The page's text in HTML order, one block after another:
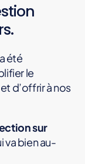
été
le
d’offrir à nos
sur
va bien au-